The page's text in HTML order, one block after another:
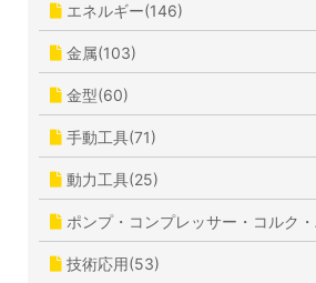
エネルギー(146)
金属(103)
金型(60)
手動工具(71)
動力工具(25)
ポンプ・コンプレッサー・コルク
技術応用(53)